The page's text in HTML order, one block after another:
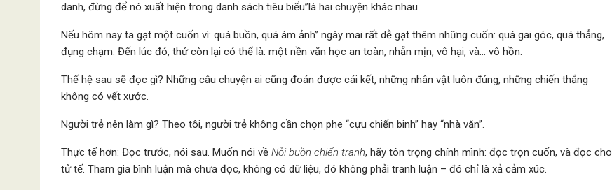
danh, đừng để nó xuất hiện trong danh sách tiêu biểu”là hai chuyện khác nhau.
Nếu hôm nay ta gạt một cuốn vì: quá buồn, quá ám ảnh” ngày mai rất dễ gạt thêm những cuốn: quá gai góc, quá thẳng,
đụng chạm. Đến lúc đó, thứ còn lại có thể là: một nền văn học an toàn, nhẵn mịn, vô hại, và… vô hồn.
Thế hệ sau sẽ đọc gì? Những câu chuyện ai cũng đoán được cái kết, những nhân vật luôn đúng, những chiến thắng
không có vết xước.
Người trẻ nên làm gì? Theo tôi, người trẻ không cần chọn phe “cựu chiến binh” hay “nhà văn”.
Thực tế hơn: Đọc trước, nói sau. Muốn nói về Nỗi buồn chiến tranh, hãy tôn trọng chính mình: đọc trọn cuốn, và đọc cho
tử tế. Tham gia bình luận mà chưa đọc, không có dữ liệu, đó không phải tranh luận – đó chỉ là xả cảm xúc.